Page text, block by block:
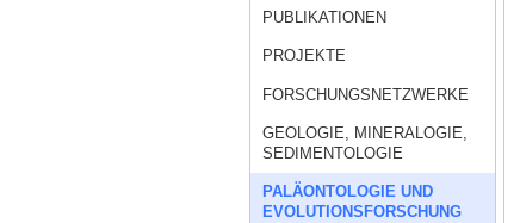
PUBLIKATIONEN
PROJEKTE
FORSCHUNGSNETZWERKE
GEOLOGIE, MINERALOGIE,
SEDIMENTOLOGIE
PALÄONTOLOGIE UND
EVOLUTIONSFORSCHUNG